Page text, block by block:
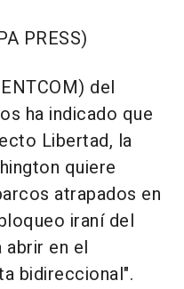
PRESS)
del
ha indicado que
Libertad, la
quiere
atrapados en
iraní del
en el
bidireccional".